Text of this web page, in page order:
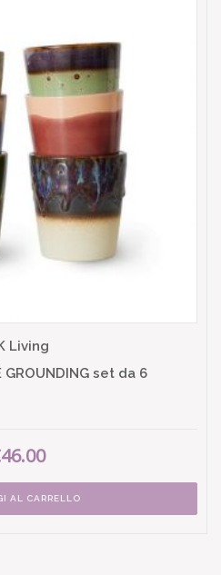
Living
GROUNDING set da 6
AL CARRELLO